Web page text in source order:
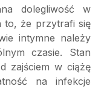
dolegliwość w
to, że przytrafi się
intymne należy
czasie. Stan
zajściem w ciążę
na infekcje